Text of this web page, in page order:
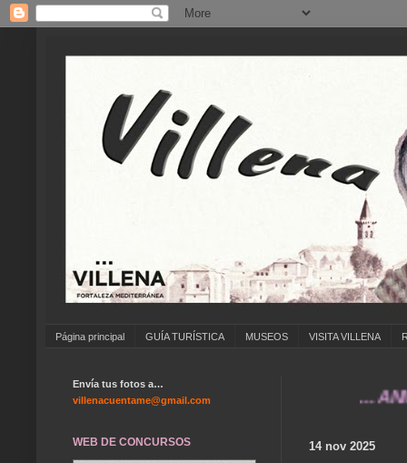
Página principal GUÍA TURÍSTICA MUSEOS VISITA VILLENA
... ANÍMATE
14 nov 2025
Envía tus fotos a…
villenacuentame@gmail.com
WEB DE CONCURSOS